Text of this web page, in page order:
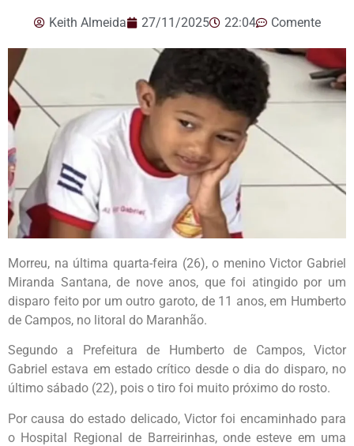
Keith Almeida 27/11/2025 22:04 Comente
Morreu, na última quarta-feira (26), o menino Victor Gabriel
Miranda Santana, de nove anos, que foi atingido por um
disparo feito por um outro garoto, de 11 anos, em Humberto
de Campos, no litoral do Maranhão.
Segundo a Prefeitura de Humberto de Campos, Victor
Gabriel estava em estado crítico desde o dia do disparo, no
último sábado (22), pois o tiro foi muito próximo do rosto.
Por causa do estado delicado, Victor foi encaminhado para
o Hospital Regional de Barreirinhas, onde esteve em uma